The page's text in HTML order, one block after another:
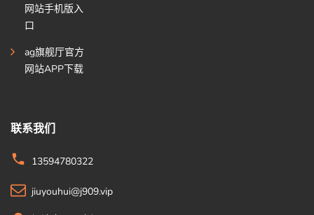
网站手机版入
口
ag旗舰厅官方
网站APP下载
联系我们
13594780322
jiuyouhui@j909.vip